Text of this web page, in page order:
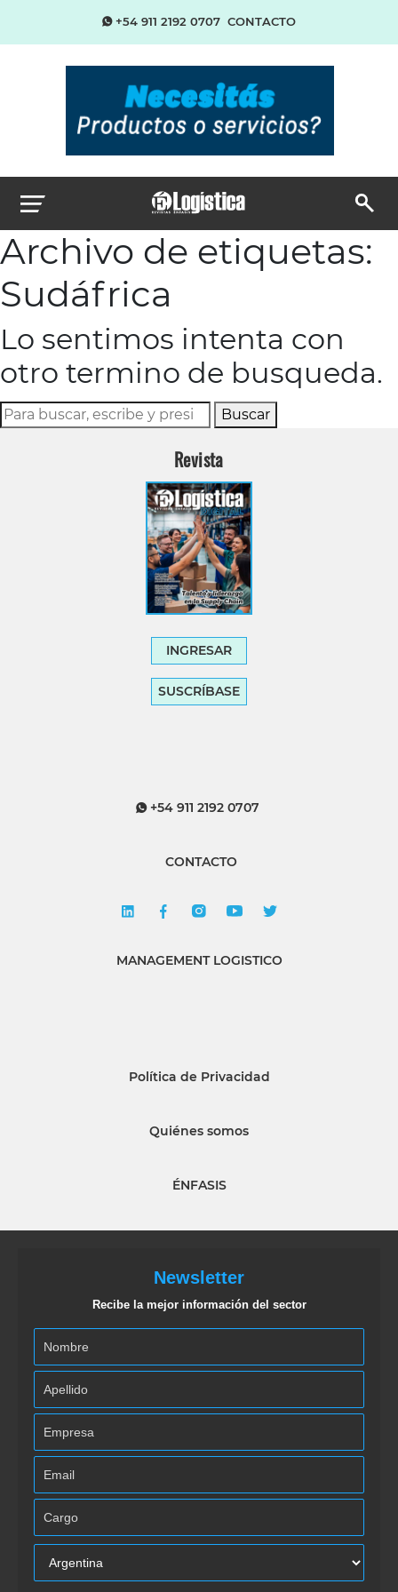
+54 911 2192 0707 CONTACTO
Archivo de etiquetas:
Sudáfrica
Lo sentimos intenta con
otro termino de busqueda.
Buscar
Revista
INGRESAR
SUSCRÍBASE
+54 911 2192 0707
CONTACTO
MANAGEMENT LOGISTICO
Política de Privacidad
Quiénes somos
ÉNFASIS
Newsletter
Recibe la mejor información del sector